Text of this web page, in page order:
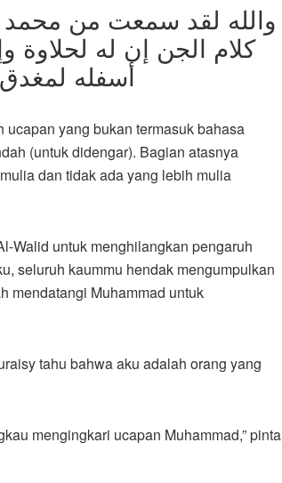
والله لقد سمعت من محمد
كلام الجن إن له لحلاوة
أسفله لمغدق
ucapan yang bukan termasuk bahasa
(untuk didengar). Bagian atasnya
dan tidak ada yang lebih mulia
Walid untuk menghilangkan pengaruh
seluruh kaummu hendak mengumpulkan
mendatangi Muhammad untuk
tahu bahwa aku adalah orang yang
mengingkari ucapan Muhammad,” pinta